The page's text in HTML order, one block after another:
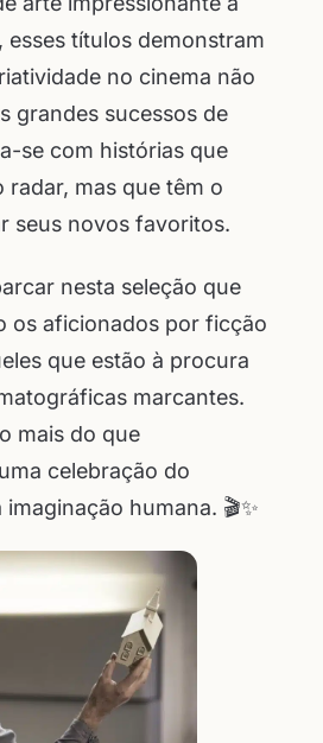
títulos demonstram
no cinema não
grandes sucessos de
se com histórias que
radar, mas que têm o
seus novos favoritos.
nesta seleção que
os aficionados por ficção
que estão à procura
marcantes.
mais do que
celebração do
humana. 🎬✨